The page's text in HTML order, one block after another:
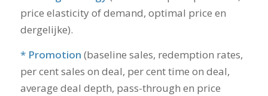
price elasticity of demand, optimal price en
dergelijke).
* Promotion (baseline sales, redemption rates,
per cent sales on deal, per cent time on deal,
average deal depth, pass-through en price